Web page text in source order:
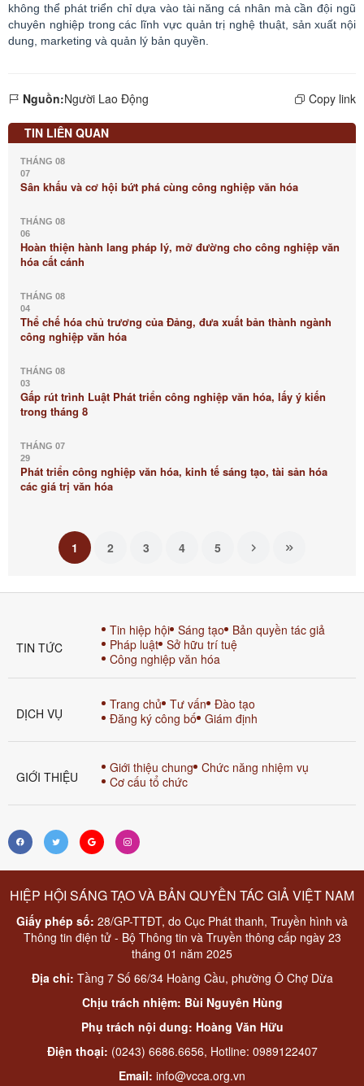
không thể phát triển chỉ dựa vào tài năng cá nhân mà cần đội ngũ
chuyên nghiệp trong các lĩnh vực quản trị nghệ thuật, sản xuất nội
dung, marketing và quản lý bản quyền.
Nguồn:Người Lao Động Copy link
TIN LIÊN QUAN
THÁNG 08
07
Sân khấu và cơ hội bứt phá cùng công nghiệp văn hóa
THÁNG 08
06
Hoàn thiện hành lang pháp lý, mở đường cho công nghiệp văn
hóa cất cánh
THÁNG 08
04
Thể chế hóa chủ trương của Đảng, đưa xuất bản thành ngành
công nghiệp văn hóa
THÁNG 08
03
Gấp rút trình Luật Phát triển công nghiệp văn hóa, lấy ý kiến
trong tháng 8
THÁNG 07
29
Phát triển công nghiệp văn hóa, kinh tế sáng tạo, tài sản hóa
các giá trị văn hóa
1 2 3 4 5
TIN TỨC
Tin hiệp hội Sáng tạo Bản quyền tác giả
Pháp luật Sở hữu trí tuệ
Công nghiệp văn hóa
DỊCH VỤ
Trang chủ Tư vấn Đào tạo
Đăng ký công bố Giám định
GIỚI THIỆU
Giới thiệu chung Chức năng nhiệm vụ
Cơ cấu tổ chức
HIỆP HỘI SÁNG TẠO VÀ BẢN QUYỀN TÁC GIẢ VIỆT NAM
Giấy phép số: 28/GP-TTĐT, do Cục Phát thanh, Truyền hình và
Thông tin điện tử - Bộ Thông tin và Truyền thông cấp ngày 23
tháng 01 năm 2025
Địa chỉ: Tầng 7 Số 66/34 Hoàng Cầu, phường Ô Chợ Dừa
Chịu trách nhiệm: Bùi Nguyên Hùng
Phụ trách nội dung: Hoàng Văn Hữu
Điện thoại: (0243) 6686.6656, Hotline: 0989122407
Email: info@vcca.org.vn